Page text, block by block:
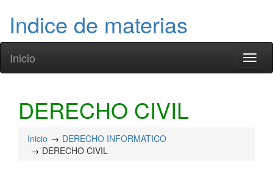
Indice de materias
Inicio
DERECHO CIVIL
Inicio
DERECHO INFORMATICO
DERECHO CIVIL